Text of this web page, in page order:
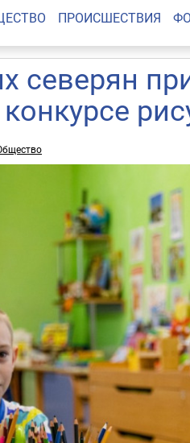
ПРОИСШЕСТВИЯ
северян